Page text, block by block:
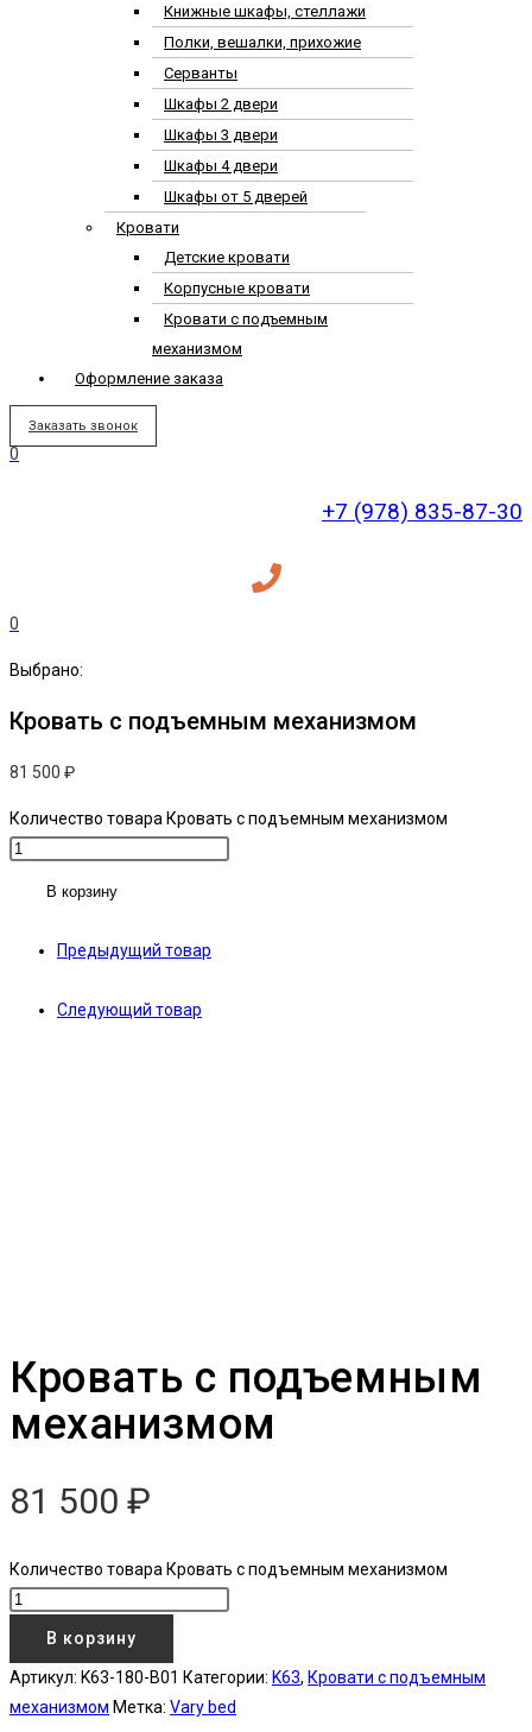
Книжные шкафы, стеллажи
Полки, вешалки, прихожие
Серванты
Шкафы 2 двери
Шкафы 3 двери
Шкафы 4 двери
Шкафы от 5 дверей
Кровати
Детские кровати
Корпусные кровати
Кровати с подъемным
механизмом
Оформление заказа
Заказать звонок
0
+7 (978) 835-87-30
0
Выбрано:
Кровать с подъемным механизмом
81 500 ₽
Количество товара Кровать с подъемным механизмом
В корзину
Предыдущий товар
Следующий товар
Кровать с подъемным
механизмом
81 500 ₽
Количество товара Кровать с подъемным механизмом
В корзину
Артикул: K63-180-B01 Категории: K63, Кровати с подъемным
механизмом Метка: Vary bed